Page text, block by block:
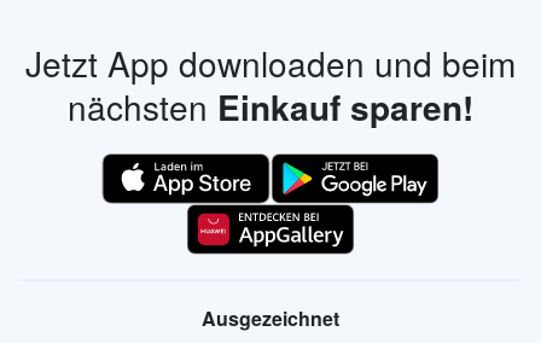
Jetzt App downloaden und beim
nächsten Einkauf sparen!
Ausgezeichnet